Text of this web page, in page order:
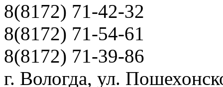
8(8172) 71-42-32
8(8172) 71-54-61
8(8172) 71-39-86
г. Вологда, ул.